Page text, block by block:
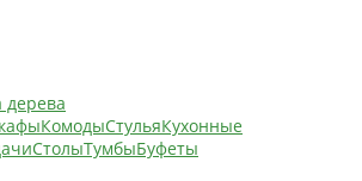
дерева
КомодыСтульяКухонные
СтолыТумбыБуфеты